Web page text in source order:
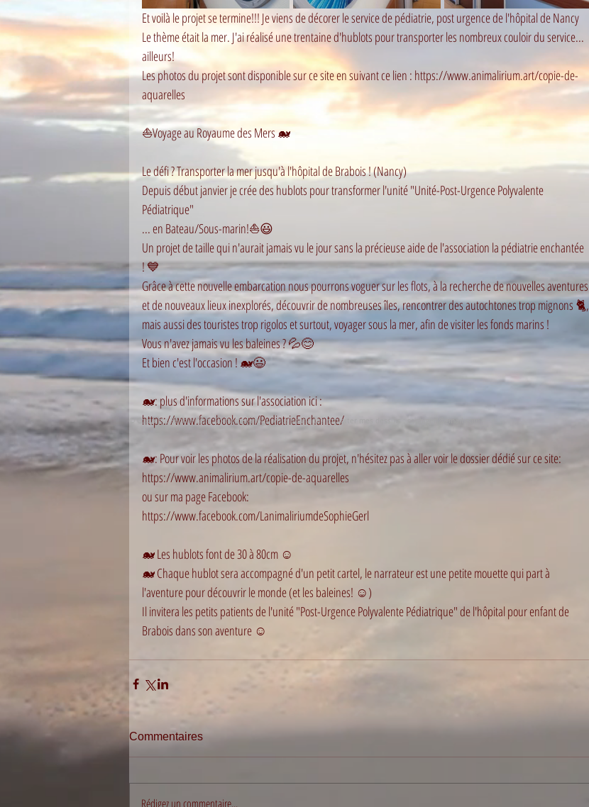
Et voilà le projet se termine!!! Je viens de décorer le service de pédiatrie, post urgence de l'hôpital de Nancy
Le thème était la mer. J'ai réalisé une trentaine d'hublots pour transporter les nombreux couloir du service...
ailleurs!
Les photos du projet sont disponible sur ce site en suivant ce lien : https://www.animalirium.art/copie-de-
aquarelles
⛵Voyage au Royaume des Mers 🐋
Le défi ? Transporter la mer jusqu'à l'hôpital de Brabois ! (Nancy)
Depuis début janvier je crée des hublots pour transformer l'unité "Unité-Post-Urgence Polyvalente
Pédiatrique"
... en Bateau/Sous-marin!⛵😃
Un projet de taille qui n'aurait jamais vu le jour sans la précieuse aide de l'association la pédiatrie enchantée
! 💙
Grâce à cette nouvelle embarcation nous pourrons voguer sur les flots, à la recherche de nouvelles aventures
et de nouveaux lieux inexplorés, découvrir de nombreuses îles, rencontrer des autochtones trop mignons 🐈,
mais aussi des touristes trop rigolos et surtout, voyager sous la mer, afin de visiter les fonds marins !
Vous n'avez jamais vu les baleines ? 💦😊
Et bien c'est l'occasion ! 🐋😃
🐋: plus d'informations sur l'association ici :
https://www.facebook.com/PediatrieEnchantee/
🐋: Pour voir les photos de la réalisation du projet, n'hésitez pas à aller voir le dossier dédié sur ce site:
https://www.animalirium.art/copie-de-aquarelles
ou sur ma page Facebook:
https://www.facebook.com/LanimaliriumdeSophieGerl
🐋 Les hublots font de 30 à 80cm ☺️
🐋 Chaque hublot sera accompagné d'un petit cartel, le narrateur est une petite mouette qui part à
l'aventure pour découvrir le monde (et les baleines! ☺️)
Il invitera les petits patients de l'unité "Post-Urgence Polyvalente Pédiatrique" de l'hôpital pour enfant de
Brabois dans son aventure ☺️
Commentaires
Rédigez un commentaire...
© Copyright Sophie Gerl. Contactez-moi si vous souhaitez exploiter mes dessins : sophigerl@gmail.com